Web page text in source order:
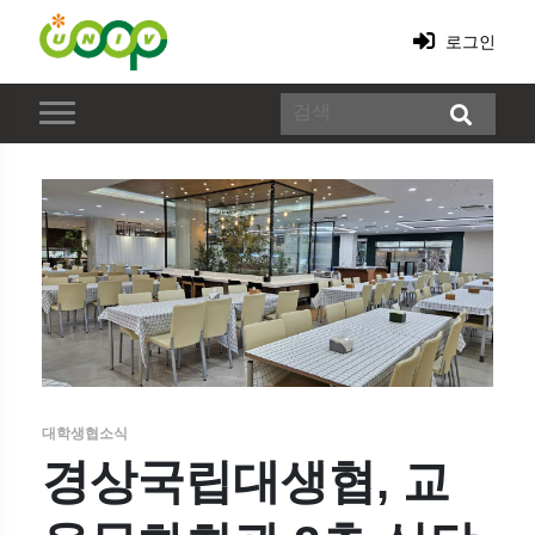
로그인
대학생협소식
경상국립대생협, 교